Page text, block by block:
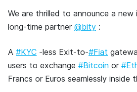
We are thrilled to announce a
long-time partner @bity :
A #KYC -less Exit-to-#Fiat
users to exchange #Bitcoin or
Francs or Euros seamlessly inside